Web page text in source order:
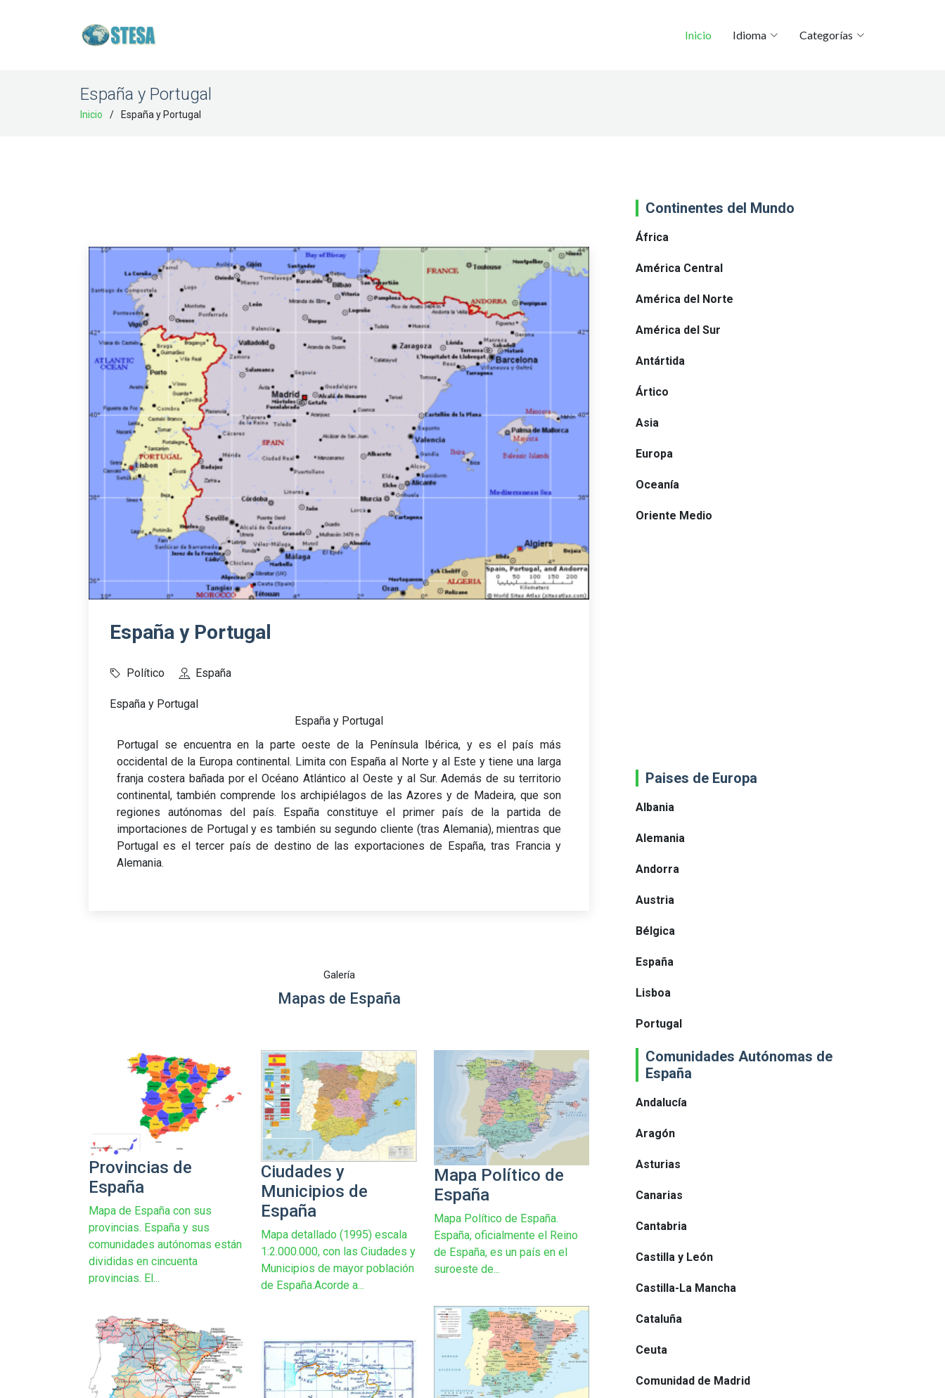
Inicio Idioma Categorías
España y Portugal
Inicio España y Portugal
España y Portugal
Político España
España y Portugal
España y Portugal
Portugal se encuentra en la parte oeste de la Península Ibérica, y es el país más
occidental de la Europa continental. Limita con España al Norte y al Este y tiene una larga
franja costera bañada por el Océano Atlántico al Oeste y al Sur. Además de su territorio
continental, también comprende los archipiélagos de las Azores y de Madeira, que son
regiones autónomas del país. España constituye el primer país de la partida de
importaciones de Portugal y es también su segundo cliente (tras Alemania), mientras que
Portugal es el tercer país de destino de las exportaciones de España, tras Francia y
Alemania.
Galería
Mapas de España
Provincias de
España
Mapa de España con sus
provincias. España y sus
comunidades autónomas están
divididas en cincuenta
provincias. El...
Ciudades y
Municipios de
España
Mapa detallado (1995) escala
1:2.000.000, con las Ciudades y
Municipios de mayor población
de España.Acorde a...
Mapa Político de
España
Mapa Político de España.
España, oficialmente el Reino
de España, es un país en el
suroeste de...
Continentes del Mundo
África
América Central
América del Norte
América del Sur
Antártida
Ártico
Asia
Europa
Oceanía
Oriente Medio
Paises de Europa
Albania
Alemania
Andorra
Austria
Bélgica
España
Lisboa
Portugal
Comunidades Autónomas de
España
Andalucía
Aragón
Asturias
Canarias
Cantabria
Castilla y León
Castilla-La Mancha
Cataluña
Ceuta
Comunidad de Madrid